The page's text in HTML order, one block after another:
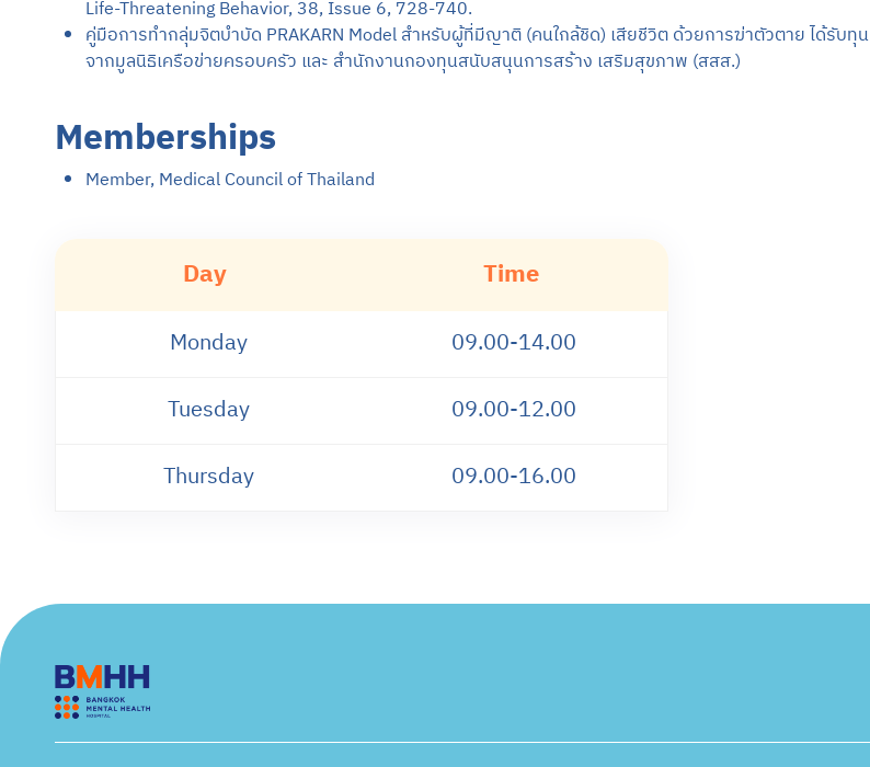
Life-Threatening Behavior, 38, Issue 6, 728-740.
คู่มือการทำกลุ่มจิตบำบัด PRAKARN Model สำหรับผู้ที่มีญาติ (คนใกล้ชิด) เสียชีวิต ด้วยการฆ่าตัวตาย ได้รับทุน
จากมูลนิธิเครือข่ายครอบครัว และ สำนักงานกองทุนสนับสนุนการสร้าง เสริมสุขภาพ (สสส.)
Memberships
Member, Medical Council of Thailand
Day Time
Monday
09.00-14.00
Tuesday
09.00-12.00
Thursday
09.00-16.00